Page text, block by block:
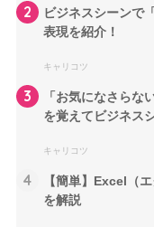
2
ビジネスシーンで
表現を紹介！
キャリコツ
3
「お気になさらな
を覚えてビジネス
キャリコツ
4
【簡単】Excel（
を解説